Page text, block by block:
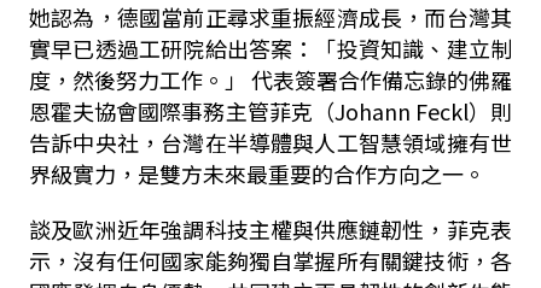
她認為，德國當前正尋求重振經濟成長，而台灣其
實早已透過工研院給出答案：「投資知識、建立制
度，然後努力工作。」 代表簽署合作備忘錄的佛羅
恩霍夫協會國際事務主管菲克（Johann Feckl）則
告訴中央社，台灣在半導體與人工智慧領域擁有世
界級實力，是雙方未來最重要的合作方向之一。
談及歐洲近年強調科技主權與供應鏈韌性，菲克表
示，沒有任何國家能夠獨自掌握所有關鍵技術，各